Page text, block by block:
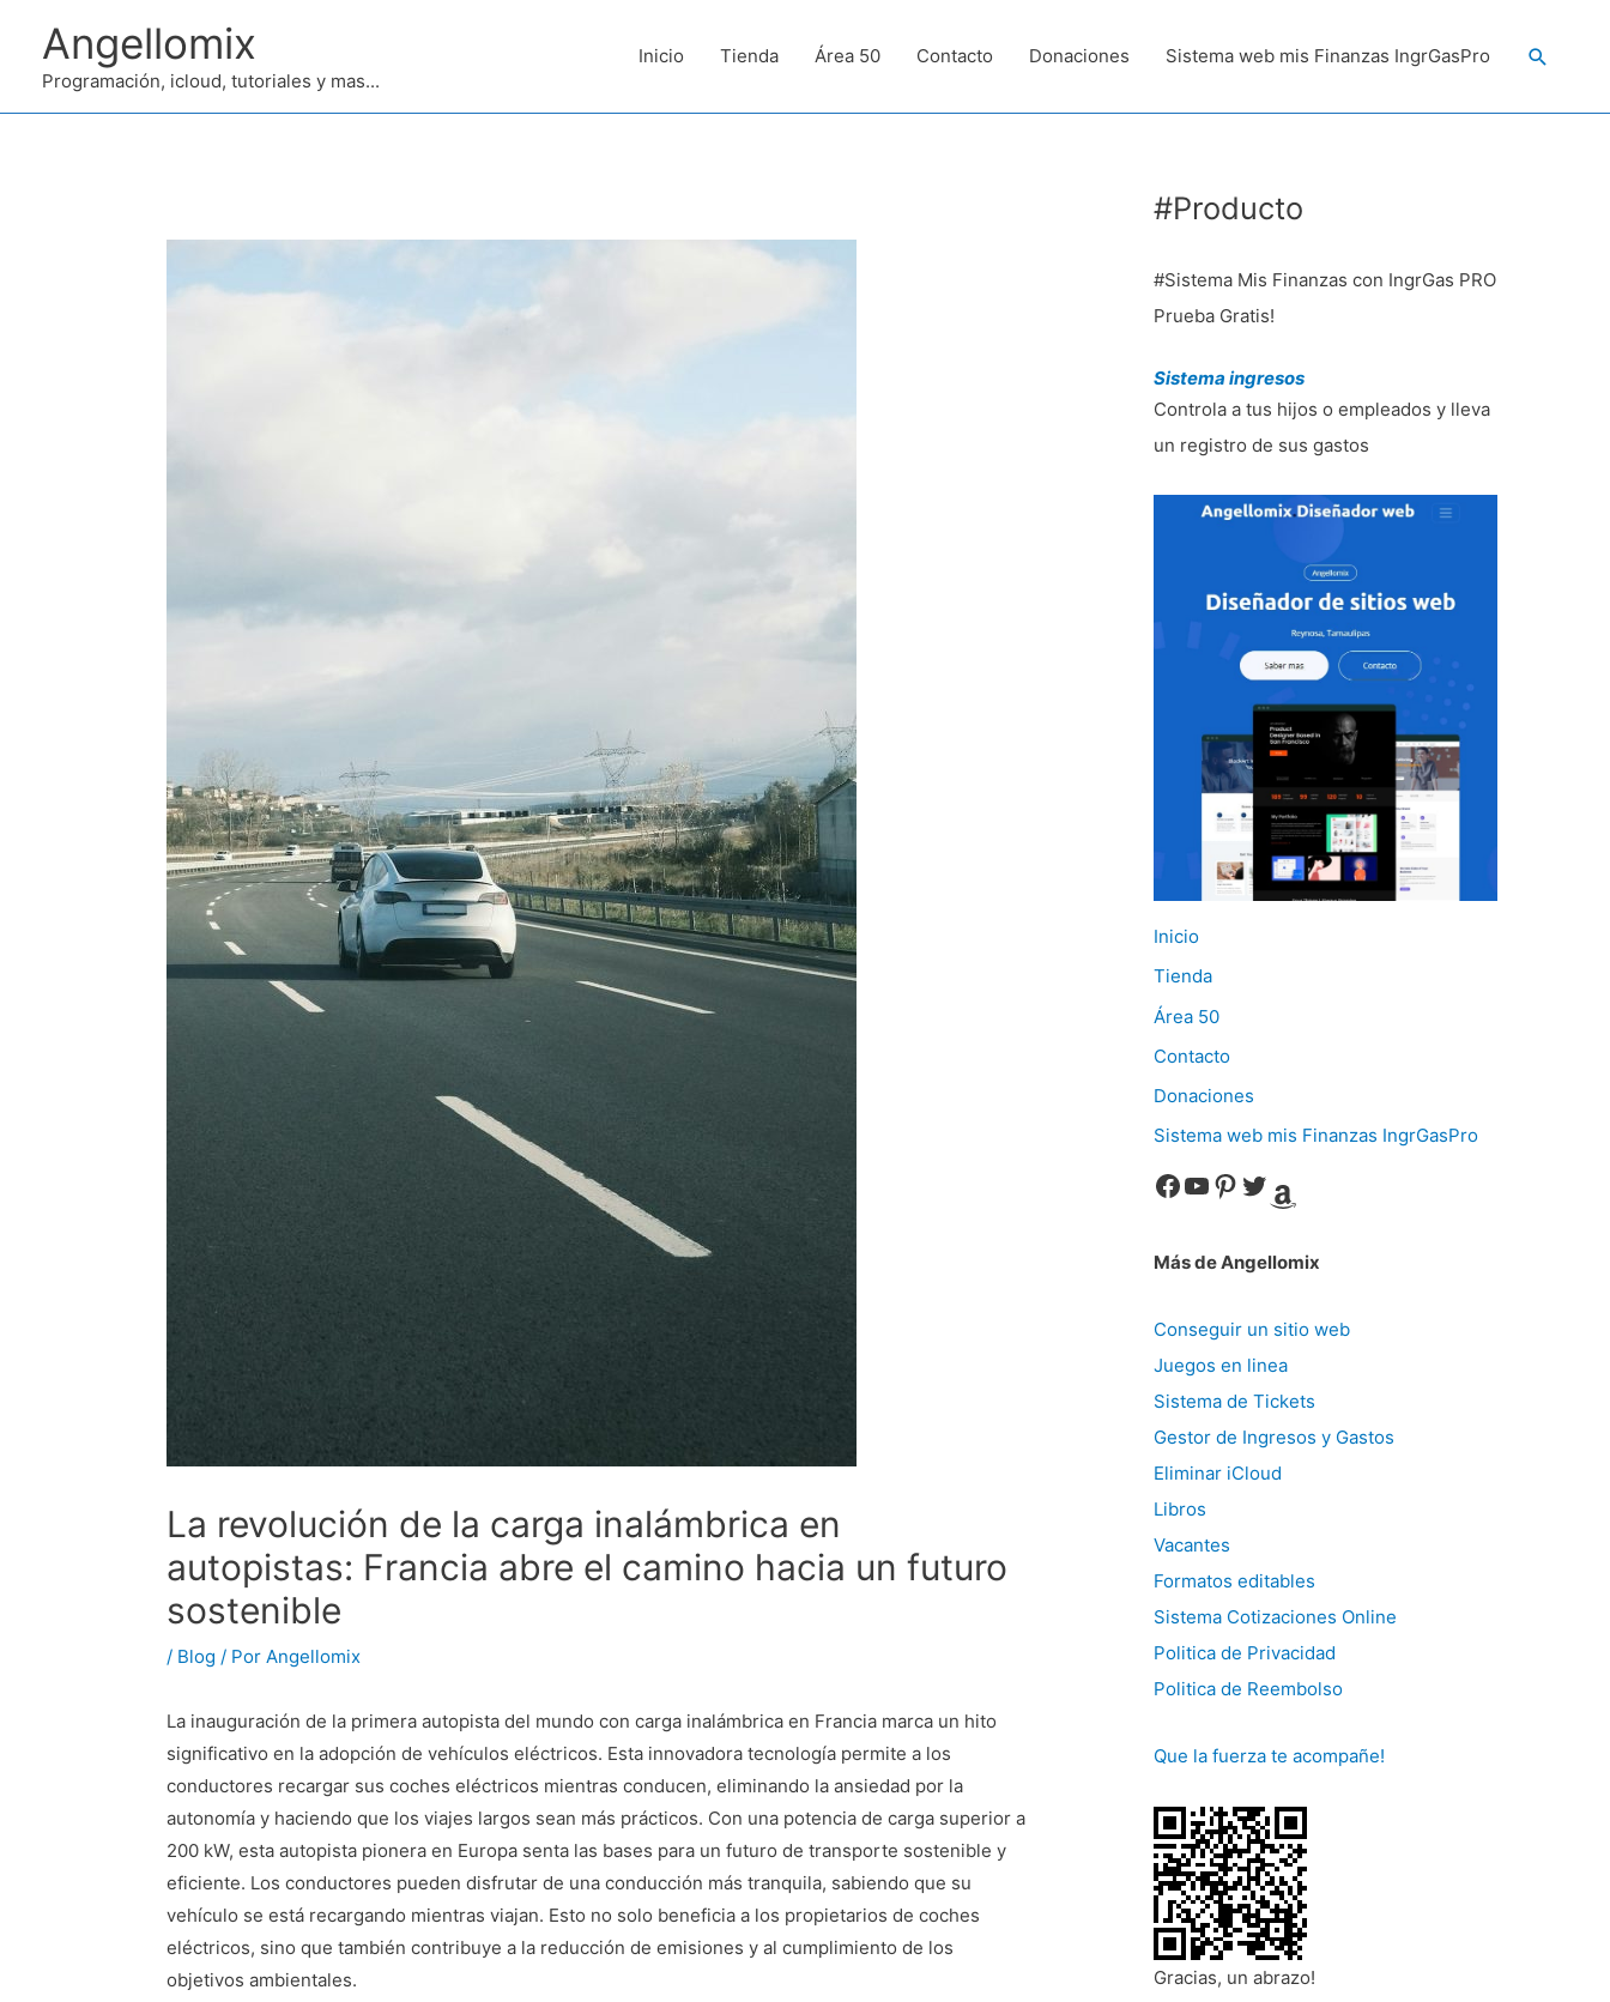
contenido
Angellomix
Programación, icloud, tutoriales y mas...
Inicio Tienda Área 50 Contacto Donaciones Sistema web mis Finanzas IngrGasPro Buscar
La revolución de la carga inalámbrica en
autopistas: Francia abre el camino hacia un futuro
sostenible
/ Blog / Por Angellomix
La inauguración de la primera autopista del mundo con carga inalámbrica en Francia marca un hito
significativo en la adopción de vehículos eléctricos. Esta innovadora tecnología permite a los
conductores recargar sus coches eléctricos mientras conducen, eliminando la ansiedad por la
autonomía y haciendo que los viajes largos sean más prácticos. Con una potencia de carga superior a
200 kW, esta autopista pionera en Europa senta las bases para un futuro de transporte sostenible y
eficiente. Los conductores pueden disfrutar de una conducción más tranquila, sabiendo que su
vehículo se está recargando mientras viajan. Esto no solo beneficia a los propietarios de coches
eléctricos, sino que también contribuye a la reducción de emisiones y al cumplimiento de los
objetivos ambientales.
#Producto
#Sistema Mis Finanzas con IngrGas PRO
Prueba Gratis!
Sistema ingresos
Controla a tus hijos o empleados y lleva
un registro de sus gastos
Inicio
Tienda
Área 50
Contacto
Donaciones
Sistema web mis Finanzas IngrGasPro
Facebook YouTube Pinterest Twitter Amazon
Más de Angellomix
Conseguir un sitio web
Juegos en linea
Sistema de Tickets
Gestor de Ingresos y Gastos
Eliminar iCloud
Libros
Vacantes
Formatos editables
Sistema Cotizaciones Online
Politica de Privacidad
Politica de Reembolso
Que la fuerza te acompañe!
Gracias, un abrazo!